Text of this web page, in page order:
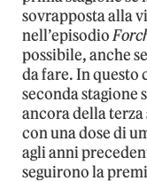
sovrapposta alla
nell’episodio
possibile, anche
da fare. In questo
seconda stagione
ancora della terza
con una dose di
agli anni
seguirono la